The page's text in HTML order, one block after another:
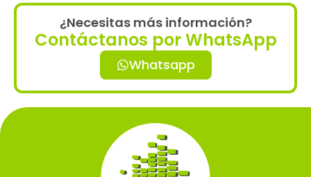
¿Necesitas más información?
Contáctanos por WhatsApp
Whatsapp